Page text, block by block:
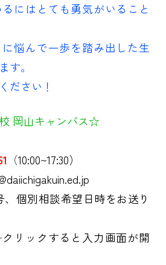
にはとても勇気がいること
悩んで一歩を踏み出した生
す。
ださい！
岡山キャンパス☆
（10:00~17:30）
個別相談希望日時をお送り
クリックすると入力画面が開